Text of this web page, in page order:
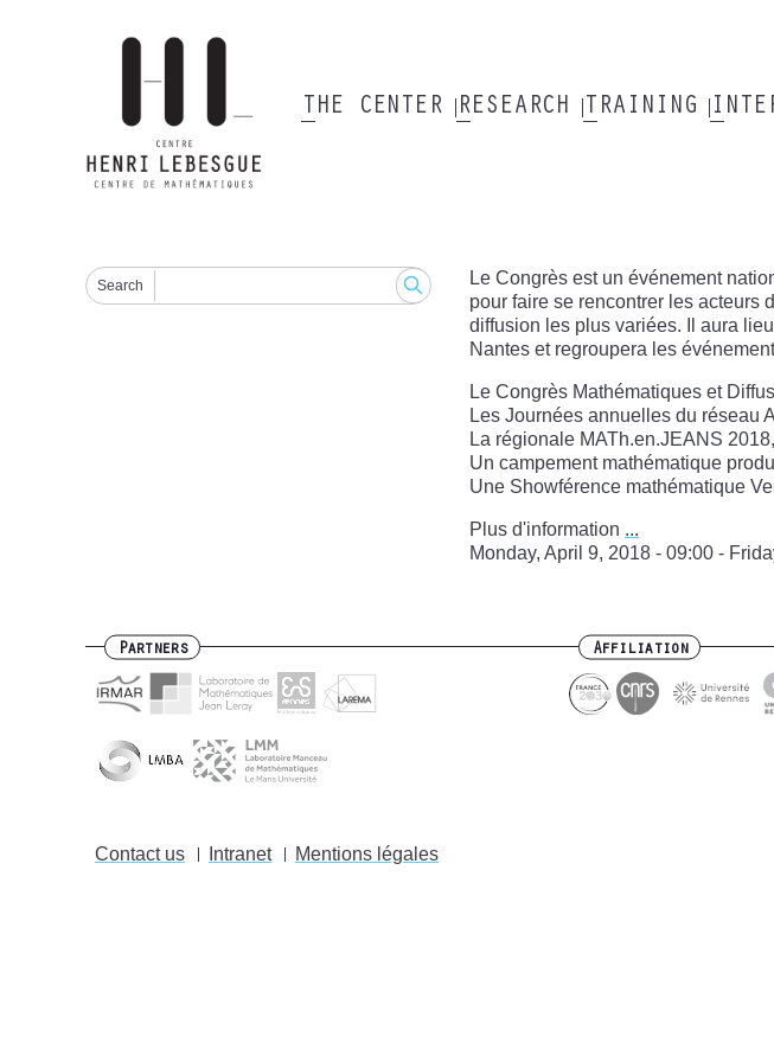
Main
THE CENTER RESEARCH TRAINING
Search
Le Congrès est un événement
pour faire se rencontrer les acteurs
diffusion les plus variées. Il aura
Nantes et regroupera les
Le Congrès Mathématiques et
Les Journées annuelles du réseau
La régionale MATh.en.JEANS
Un campement mathématique
Une Showférence mathématique
Plus d'information ...
Monday, April 9, 2018 - 09:00 -
Partners Affiliation
Footer
Contact us Intranet Mentions légales